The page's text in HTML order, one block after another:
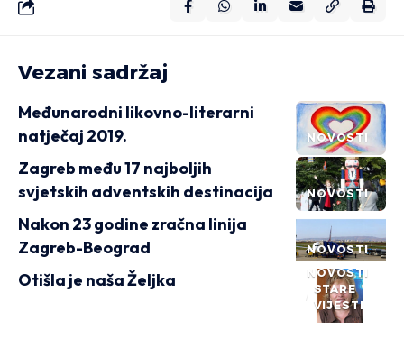
Vezani sadržaj
NOVOSTI
Međunarodni likovno-literarni
natječaj 2019.
NOVOSTI
Zagreb među 17 najboljih
svjetskih adventskih destinacija
NOVOSTI
Nakon 23 godine zračna linija
Zagreb-Beograd
NOVOSTI
STARE
VIJESTI
Otišla je naša Željka